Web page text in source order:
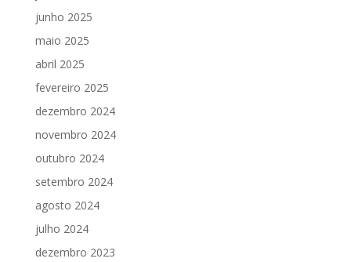
junho 2025
maio 2025
abril 2025
fevereiro 2025
dezembro 2024
novembro 2024
outubro 2024
setembro 2024
agosto 2024
julho 2024
dezembro 2023